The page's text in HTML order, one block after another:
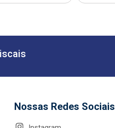
Nossas Redes Sociais